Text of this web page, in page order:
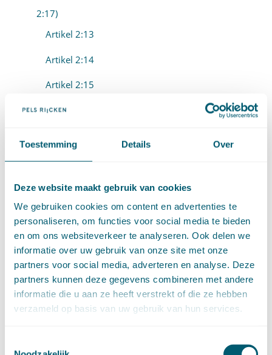
Toestemming Details Over
Deze website maakt gebruik van cookies
We gebruiken cookies om content en advertenties te
personaliseren, om functies voor social media te bieden
en om ons websiteverkeer te analyseren. Ook delen we
informatie over uw gebruik van onze site met onze
partners voor social media, adverteren en analyse. Deze
partners kunnen deze gegevens combineren met andere
informatie die u aan ze heeft verstrekt of die ze hebben
verzameld op basis van uw gebruik van hun services.
2:17)
Artikel 2:13
Artikel 2:14
Artikel 2:15
Artikel 2:16
3. Algemene bepalingen over besluiten (artt. 3:1-
3.1 Inleidende bepalingen (art. 3:1)
Artikel 3:1
3.2 Zorgvuldigheid en belangenafweging (artt.
3:1-3:4)
Artikel 3:2
Artikel 3:3